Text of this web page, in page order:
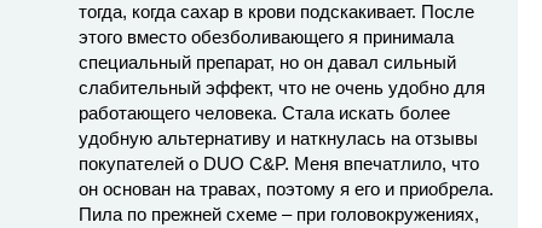
тогда, когда сахар в крови подскакивает. После
этого вместо обезболивающего я принимала
специальный препарат, но он давал сильный
слабительный эффект, что не очень удобно для
работающего человека. Стала искать более
удобную альтернативу и наткнулась на отзывы
покупателей о DUO C&P. Меня впечатлило, что
он основан на травах, поэтому я его и приобрела.
Пила по прежней схеме – при головокружениях,